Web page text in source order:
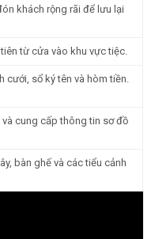
khách rộng rãi để lưu lại
từ cửa vào khu vực tiệc.
cưới, sổ ký tên và hòm tiền.
cung cấp thông tin sơ đồ
bàn ghế và các tiểu cảnh